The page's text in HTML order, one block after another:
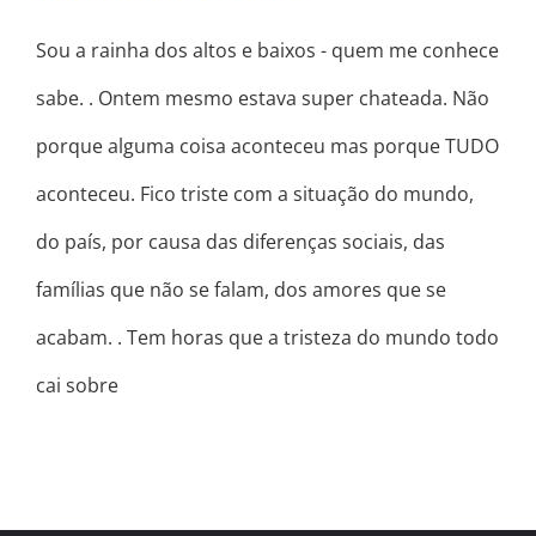
Sou a rainha dos altos e baixos - quem me conhece
sabe. . Ontem mesmo estava super chateada. Não
porque alguma coisa aconteceu mas porque TUDO
aconteceu. Fico triste com a situação do mundo,
do país, por causa das diferenças sociais, das
famílias que não se falam, dos amores que se
acabam. . Tem horas que a tristeza do mundo todo
cai sobre